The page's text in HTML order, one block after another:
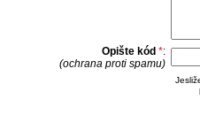
Opište kód *:
(ochrana proti spamu)